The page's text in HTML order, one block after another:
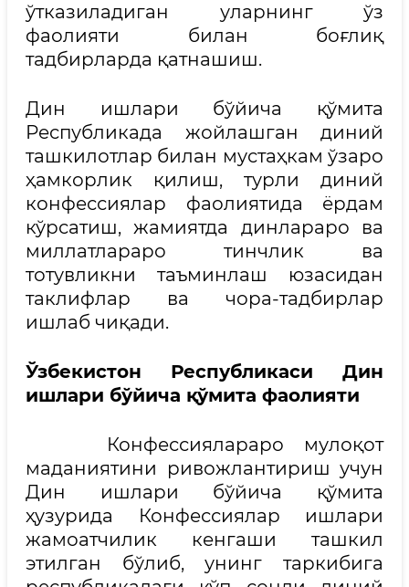
ўтказиладиган уларнинг ўз
фаолияти билан боғлиқ
тадбирларда қатнашиш.
Дин ишлари бўйича қўмита
Республикада жойлашган диний
ташкилотлар билан мустаҳкам ўзаро
ҳамкорлик қилиш, турли диний
конфессиялар фаолиятида ёрдам
кўрсатиш, жамиятда динлараро ва
миллатлараро тинчлик ва
тотувликни таъминлаш юзасидан
таклифлар ва чора-тадбирлар
ишлаб чиқади.
Ўзбекистон Республикаси Дин
ишлари бўйича қўмита фаолияти
Конфессиялараро мулоқот
маданиятини ривожлантириш учун
Дин ишлари бўйича қўмита
ҳузурида Конфессиялар ишлари
жамоатчилик кенгаши ташкил
этилган бўлиб, унинг таркибига